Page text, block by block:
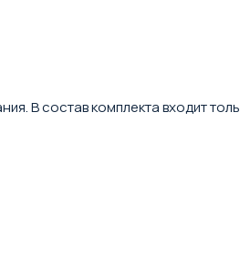
В состав комплекта входит